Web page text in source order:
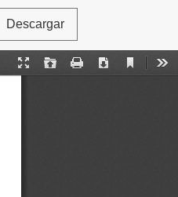
Descargar